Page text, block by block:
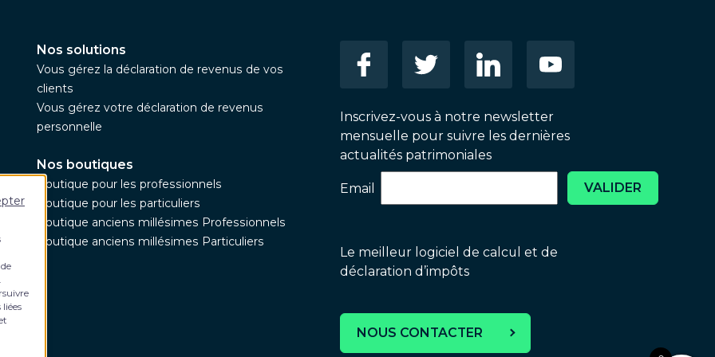
Nos solutions
Vous gérez la déclaration de revenus de vos
clients
Vous gérez votre déclaration de revenus
personnelle
Nos boutiques
Boutique pour les professionnels
Boutique pour les particuliers
Boutique anciens millésimes Professionnels
Boutique anciens millésimes Particuliers
Inscrivez-vous à notre newsletter
mensuelle pour suivre les dernières
actualités patrimoniales
Email VALIDER
Le meilleur logiciel de calcul et de
déclaration d’impôts
NOUS CONTACTER